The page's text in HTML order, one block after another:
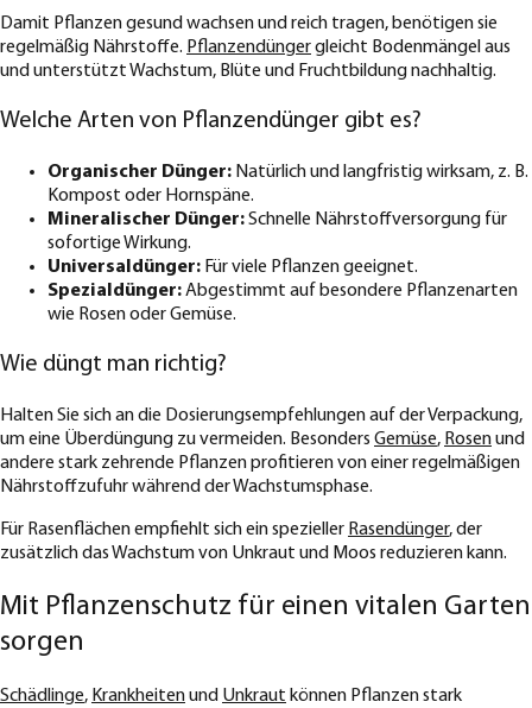
Damit Pflanzen gesund wachsen und reich tragen, benötigen sie
regelmäßig Nährstoffe. Pflanzendüngergleicht Bodenmängel aus
und unterstützt Wachstum, Blüte und Fruchtbildung nachhaltig.
Welche Arten von Pflanzendünger gibt es?
Organischer Dünger: Natürlich und langfristig wirksam, z. B.
Kompost oder Hornspäne.
Mineralischer Dünger:Schnelle Nährstoffversorgung für
sofortige Wirkung.
Universaldünger: Für viele Pflanzen geeignet.
Spezialdünger:Abgestimmt auf besondere Pflanzenarten
wie Rosen oder Gemüse.
Wie düngt man richtig?
Halten Sie sich an die Dosierungsempfehlungen auf der Verpackung,
um eine Überdüngung zu vermeiden. Besonders Gemüse, Rosenund
andere stark zehrende Pflanzen profitieren von einer regelmäßigen
Nährstoffzufuhr während der Wachstumsphase.
Für Rasenflächen empfiehlt sich ein spezieller Rasendünger, der
zusätzlich das Wachstum von Unkraut und Moos reduzieren kann.
Mit Pflanzenschutz für einen vitalen Garten
sorgen
Schädlinge, Krankheitenund Unkraut können Pflanzen stark